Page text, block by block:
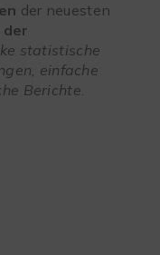
der neuesten
der
statistische
einfache
Berichte.